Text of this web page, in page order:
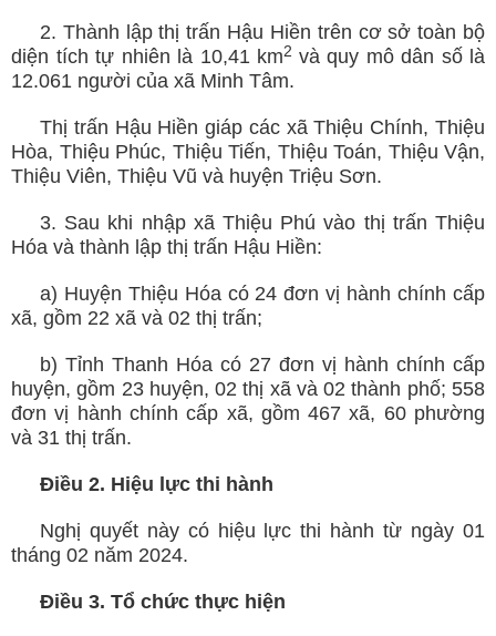
2. Thành lập thị trấn Hậu Hiền trên cơ sở toàn bộ
diện tích tự nhiên là 10,41 km2 và quy mô dân số là
12.061 người của xã Minh Tâm.
Thị trấn Hậu Hiền giáp các xã Thiệu Chính, Thiệu
Hòa, Thiệu Phúc, Thiệu Tiến, Thiệu Toán, Thiệu Vận,
Thiệu Viên, Thiệu Vũ và huyện Triệu Sơn.
3. Sau khi nhập xã Thiệu Phú vào thị trấn Thiệu
Hóa và thành lập thị trấn Hậu Hiền:
a) Huyện Thiệu Hóa có 24 đơn vị hành chính cấp
xã, gồm 22 xã và 02 thị trấn;
b) Tỉnh Thanh Hóa có 27 đơn vị hành chính cấp
huyện, gồm 23 huyện, 02 thị xã và 02 thành phố; 558
đơn vị hành chính cấp xã, gồm 467 xã, 60 phường
và 31 thị trấn.
Điều 2. Hiệu lực thi hành
Nghị quyết này có hiệu lực thi hành từ ngày 01
tháng 02 năm 2024.
Điều 3. Tổ chức thực hiện